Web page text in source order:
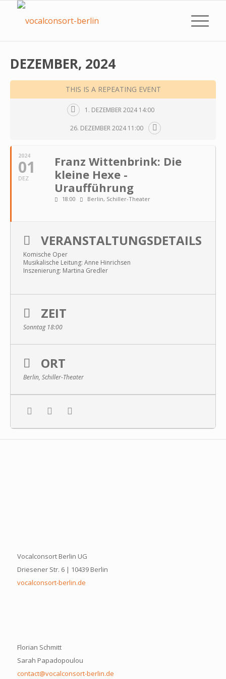
DEZEMBER, 2024
THIS IS A REPEATING EVENT
1. DEZEMBER 2024 14:00
26. DEZEMBER 2024 11:00
2024
01
DEZ
Franz Wittenbrink: Die
kleine Hexe -
Uraufführung
18:00 Berlin, Schiller-Theater
VERANSTALTUNGSDETAILS
Komische Oper
Musikalische Leitung: Anne Hinrichsen
Inszenierung: Martina Gredler
ZEIT
Sonntag 18:00
ORT
Berlin, Schiller-Theater
Vocalconsort Berlin UG
Driesener Str. 6 | 10439 Berlin
vocalconsort-berlin.de
Florian Schmitt
Sarah Papadopoulou
contact@vocalconsort-berlin.de